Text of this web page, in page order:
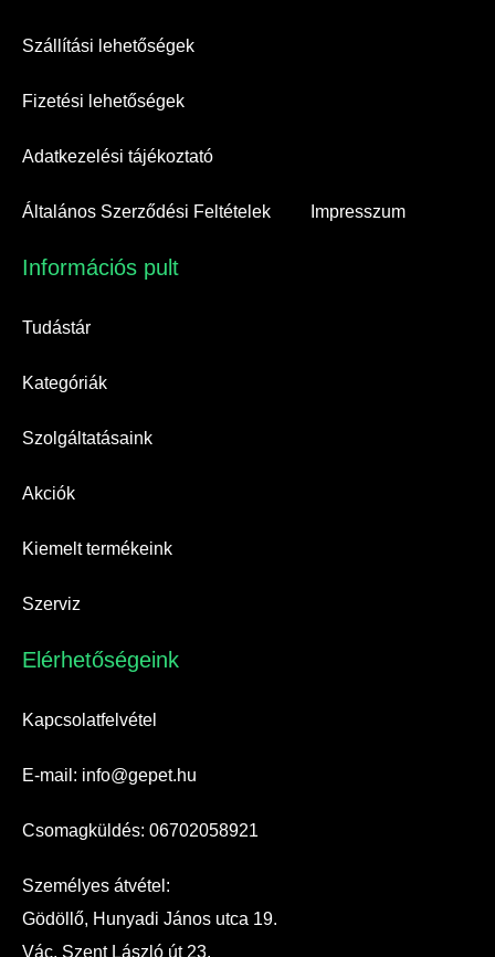
Szállítási lehetőségek
Fizetési lehetőségek
Adatkezelési tájékoztató
Általános Szerződési Feltételek Impresszum
Információs pult​
Tudástár
Kategóriák
Szolgáltatásaink
Akciók
Kiemelt termékeink
Szerviz
Elérhetőségeink​
Kapcsolatfelvétel
E-mail: info@gepet.hu
Csomagküldés: 06702058921
Személyes átvétel:
Gödöllő, Hunyadi János utca 19.
Vác, Szent László út 23.